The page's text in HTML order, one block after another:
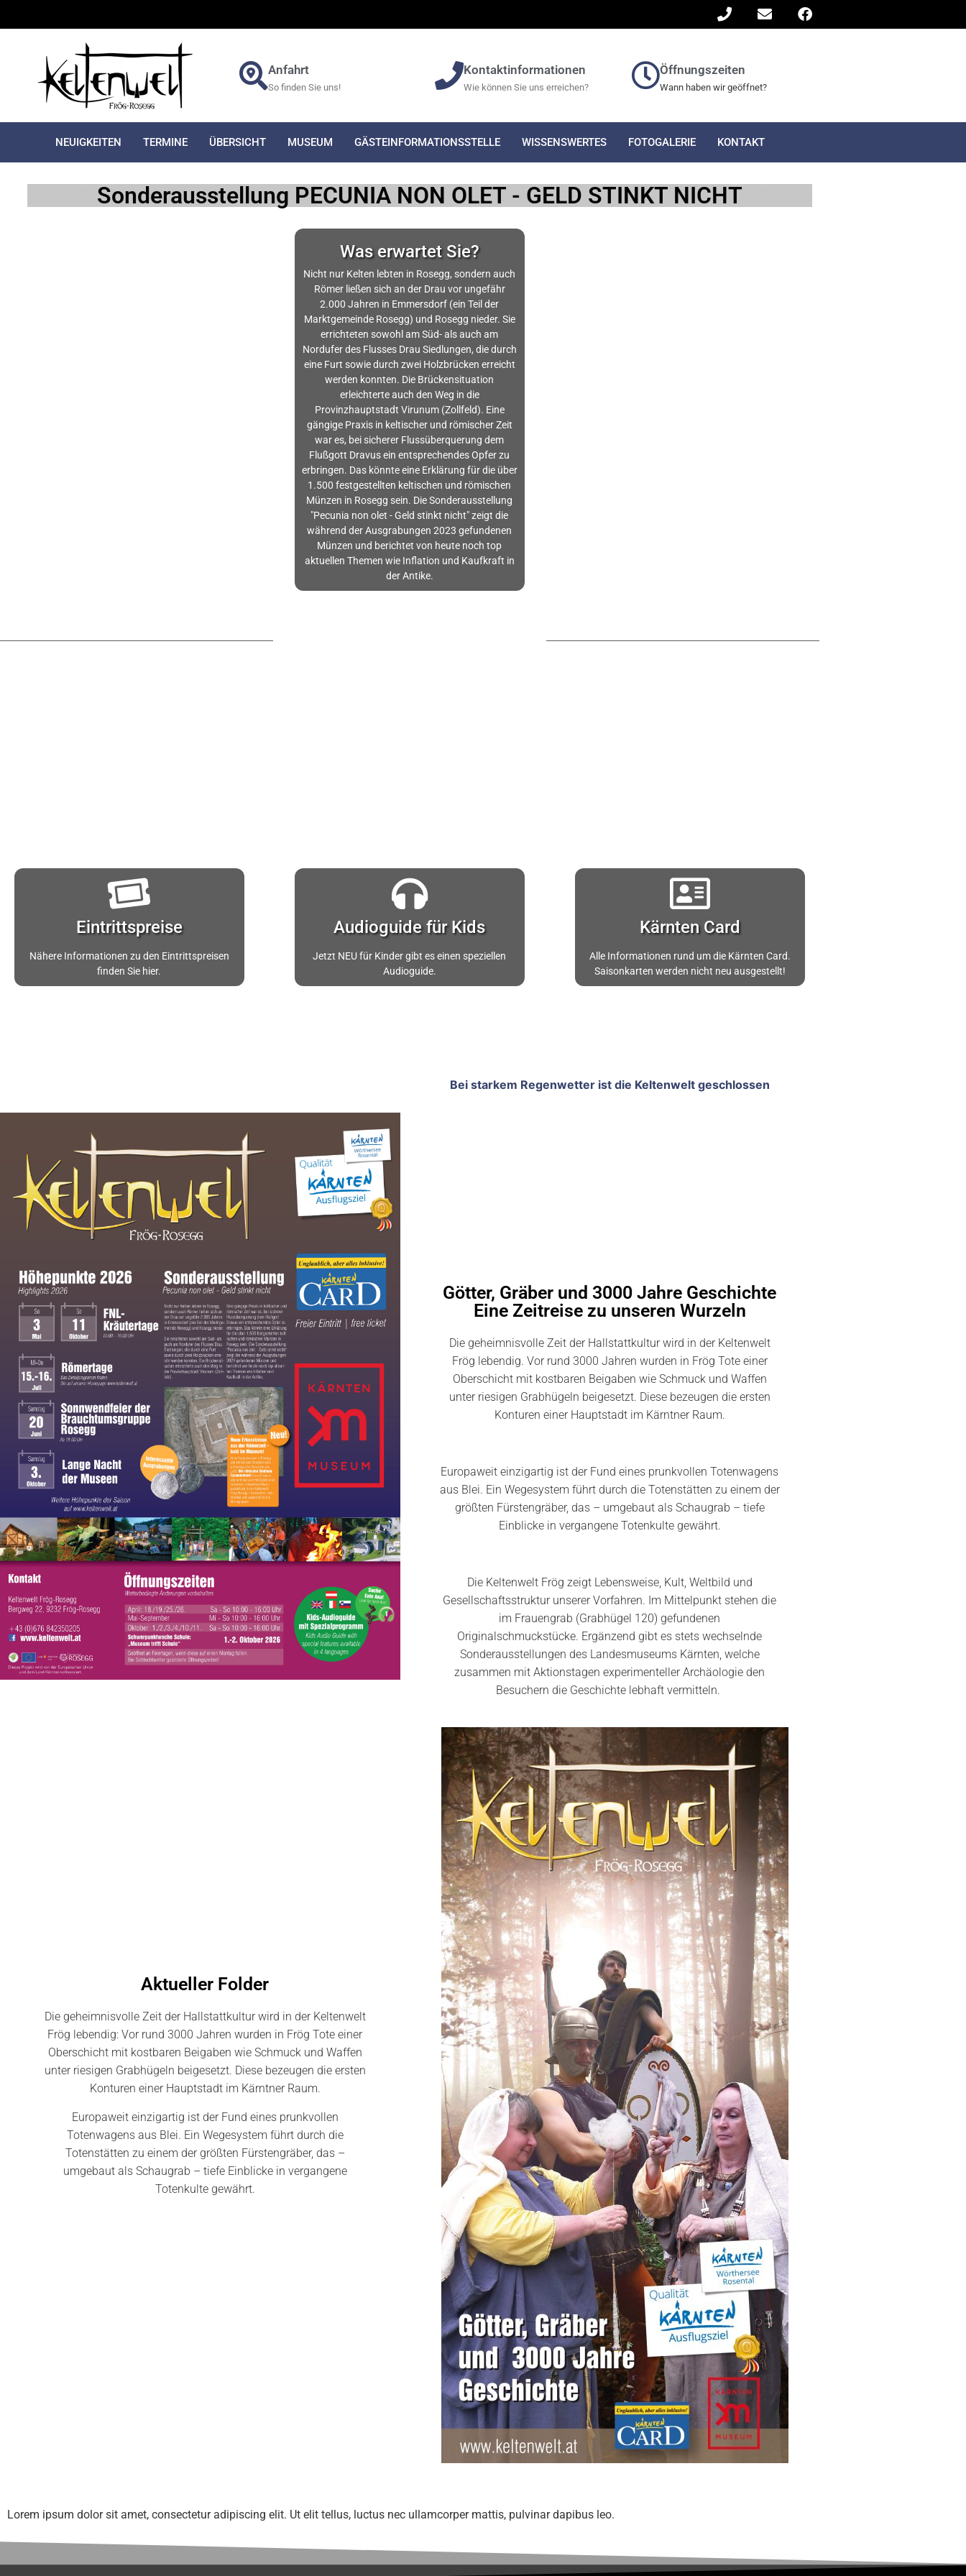
Anfahrt
So finden Sie uns!
Kontaktinformationen
Wie können Sie uns erreichen?
Öffnungszeiten
Wann haben wir geöffnet?
NEUIGKEITEN TERMINE ÜBERSICHT MUSEUM GÄSTEINFORMATIONSSTELLE WISSENSWERTES FOTOGALERIE KONTAKT
Sonderausstellung PECUNIA NON OLET - GELD STINKT NICHT
Was erwartet Sie?
Nicht nur Kelten lebten in Rosegg, sondern auch
Römer ließen sich an der Drau vor ungefähr
2.000 Jahren in Emmersdorf (ein Teil der
Marktgemeinde Rosegg) und Rosegg nieder. Sie
errichteten sowohl am Süd- als auch am
Nordufer des Flusses Drau Siedlungen, die durch
eine Furt sowie durch zwei Holzbrücken erreicht
werden konnten. Die Brückensituation
erleichterte auch den Weg in die
Provinzhauptstadt Virunum (Zollfeld). Eine
gängige Praxis in keltischer und römischer Zeit
war es, bei sicherer Flussüberquerung dem
Flußgott Dravus ein entsprechendes Opfer zu
erbringen. Das könnte eine Erklärung für die über
1.500 festgestellten keltischen und römischen
Münzen in Rosegg sein. Die Sonderausstellung
"Pecunia non olet - Geld stinkt nicht" zeigt die
während der Ausgrabungen 2023 gefundenen
Münzen und berichtet von heute noch top
aktuellen Themen wie Inflation und Kaufkraft in
der Antike.
Eintrittspreise
Nähere Informationen zu den Eintrittspreisen
finden Sie hier.
Audioguide für Kids​
Jetzt NEU für Kinder gibt es einen speziellen
Audioguide.
Kärnten Card
Alle Informationen rund um die Kärnten Card.
Saisonkarten werden nicht neu ausgestellt!
Bei starkem Regenwetter ist die Keltenwelt geschlossen
Götter, Gräber und 3000 Jahre Geschichte
Eine Zeitreise zu unseren Wurzeln
Die geheimnisvolle Zeit der Hallstattkultur wird in der Keltenwelt
Frög lebendig. Vor rund 3000 Jahren wurden in Frög Tote einer
Oberschicht mit kostbaren Beigaben wie Schmuck und Waffen
unter riesigen Grabhügeln beigesetzt. Diese bezeugen die ersten
Konturen einer Hauptstadt im Kärntner Raum.
Europaweit einzigartig ist der Fund eines prunkvollen Totenwagens
aus Blei. Ein Wegesystem führt durch die Totenstätten zu einem der
größten Fürstengräber, das – umgebaut als Schaugrab – tiefe
Einblicke in vergangene Totenkulte gewährt.
Die Keltenwelt Frög zeigt Lebensweise, Kult, Weltbild und
Gesellschaftsstruktur unserer Vorfahren. Im Mittelpunkt stehen die
im Frauengrab (Grabhügel 120) gefundenen
Originalschmuckstücke. Ergänzend gibt es stets wechselnde
Sonderausstellungen des Landesmuseums Kärnten, welche
zusammen mit Aktionstagen experimenteller Archäologie den
Besuchern die Geschichte lebhaft vermitteln.
Aktueller Folder
Die geheimnisvolle Zeit der Hallstattkultur wird in der Keltenwelt
Frög lebendig: Vor rund 3000 Jahren wurden in Frög Tote einer
Oberschicht mit kostbaren Beigaben wie Schmuck und Waffen
unter riesigen Grabhügeln beigesetzt. Diese bezeugen die ersten
Konturen einer Hauptstadt im Kärntner Raum.
Europaweit einzigartig ist der Fund eines prunkvollen
Totenwagens aus Blei. Ein Wegesystem führt durch die
Totenstätten zu einem der größten Fürstengräber, das –
umgebaut als Schaugrab – tiefe Einblicke in vergangene
Totenkulte gewährt.
Lorem ipsum dolor sit amet, consectetur adipiscing elit. Ut elit tellus, luctus nec ullamcorper mattis, pulvinar dapibus leo.